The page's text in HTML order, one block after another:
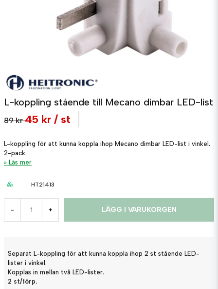
L-koppling stående till Mecano dimbar LED-list
89 kr45 kr / st
L-koppling för att kunna koppla ihop Mecano dimbar LED-list i vinkel.
2-pack.
Läs mer
HT21413
- + LÄGG I VARUKORGEN
Separat L-koppling för att kunna koppla ihop 2 st stående LED-
lister i vinkel.
Kopplas in mellan två LED-lister.
2 st/förp.